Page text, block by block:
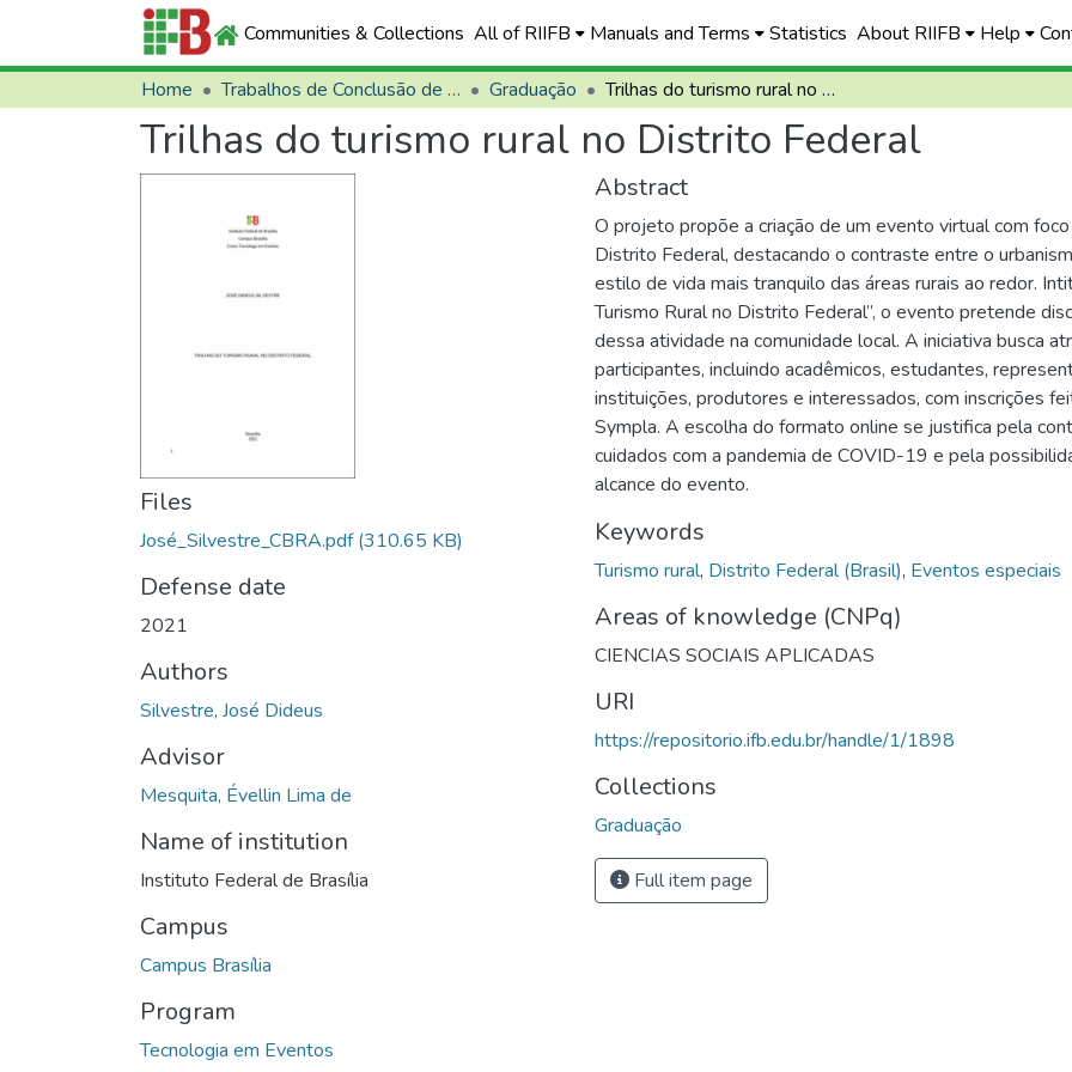
Communities & Collections All of RIIFB Manuals and Terms Statistics About RIIFB Help
Home Trabalhos de Conclusão de Curso (TCCs) Graduação Trilhas do turismo rural no Distrito Federal
Trilhas do turismo rural no Distrito Federal
Files
José_Silvestre_CBRA.pdf(310.65 KB)
Defense date
2021
Authors
Silvestre, José Dideus
Advisor
Mesquita, Évellin Lima de
Name of institution
Instituto Federal de Brasília
Campus
Campus Brasília
Program
Tecnologia em Eventos
Abstract
O projeto propõe a criação de um evento virtual com
Distrito Federal, destacando o contraste entre o
estilo de vida mais tranquilo das áreas rurais ao redor.
Turismo Rural no Distrito Federal”, o evento pretende
dessa atividade na comunidade local. A iniciativa busca
participantes, incluindo acadêmicos, estudantes,
instituições, produtores e interessados, com inscrições
Sympla. A escolha do formato online se justifica pela
cuidados com a pandemia de COVID-19 e pela
alcance do evento.
Keywords
Turismo rural, Distrito Federal (Brasil), Eventos especiais
Areas of knowledge (CNPq)
CIENCIAS SOCIAIS APLICADAS
URI
https://repositorio.ifb.edu.br/handle/1/1898
Collections
Graduação
Full item page